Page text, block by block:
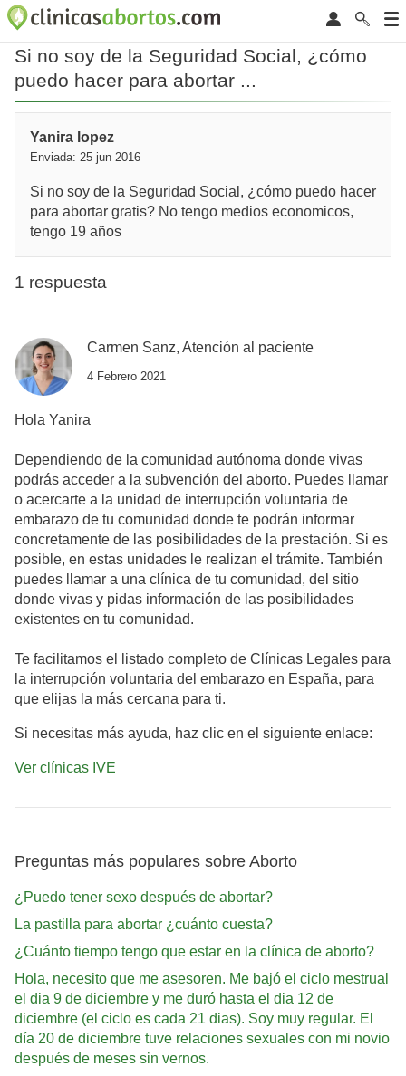
Si no soy de la Seguridad Social, ¿cómo
puedo hacer para abortar ...
Yanira lopez
Enviada: 25 jun 2016
Si no soy de la Seguridad Social, ¿cómo puedo hacer
para abortar gratis? No tengo medios economicos,
tengo 19 años
1 respuesta
Carmen Sanz, Atención al paciente
4 Febrero 2021
Hola Yanira
Dependiendo de la comunidad autónoma donde vivas
podrás acceder a la subvención del aborto. Puedes llamar
o acercarte a la unidad de interrupción voluntaria de
embarazo de tu comunidad donde te podrán informar
concretamente de las posibilidades de la prestación. Si es
posible, en estas unidades le realizan el trámite. También
puedes llamar a una clínica de tu comunidad, del sitio
donde vivas y pidas información de las posibilidades
existentes en tu comunidad.
Te facilitamos el listado completo de Clínicas Legales para
la interrupción voluntaria del embarazo en España, para
que elijas la más cercana para ti.
Si necesitas más ayuda, haz clic en el siguiente enlace:
Ver clínicas IVE
Preguntas más populares sobre Aborto
¿Puedo tener sexo después de abortar?
La pastilla para abortar ¿cuánto cuesta?
¿Cuánto tiempo tengo que estar en la clínica de aborto?
Hola, necesito que me asesoren. Me bajó el ciclo mestrual
el dia 9 de diciembre y me duró hasta el dia 12 de
diciembre (el ciclo es cada 21 dias). Soy muy regular. El
día 20 de diciembre tuve relaciones sexuales con mi novio
después de meses sin vernos.